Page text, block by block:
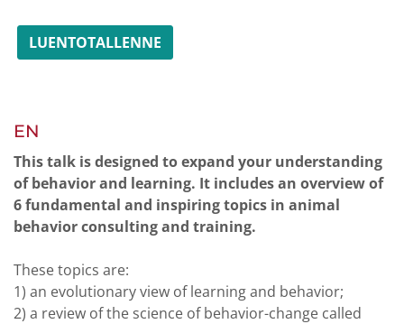
LUENTOTALLENNE
EN
This talk is designed to expand your understanding
of behavior and learning. It includes an overview of
6 fundamental and inspiring topics in animal
behavior consulting and training.
These topics are:
1) an evolutionary view of learning and behavior;
2) a review of the science of behavior-change called